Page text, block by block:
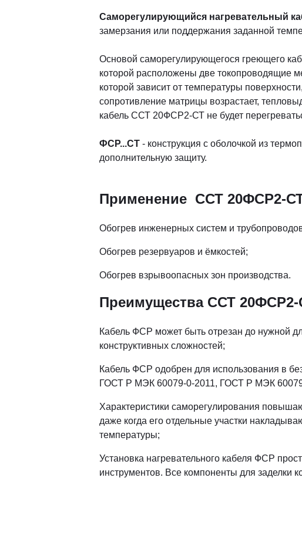
Саморегулирующийся нагревательный
замерзания или поддержания заданной
Основой саморегулирующегося греющего
которой расположены две токопроводящие
которой зависит от температуры
сопротивление матрицы возрастает,
кабель ССТ 20ФСР2-СТ не будет
ФСР...СТ - конструкция с оболочкой из
дополнительную защиту.
Применение ССТ 20ФСР2-
Обогрев инженерных систем и
Обогрев резервуаров и ёмкостей;
Обогрев взрывоопасных зон производства.
Преимущества ССТ 20ФСР2-
Кабель ФСР может быть отрезан до нужной
конструктивных сложностей;
Кабель ФСР одобрен для использования в
ГОСТ Р МЭК 60079-0-2011, ГОСТ Р МЭК
Характеристики саморегулирования
даже когда его отдельные участки
температуры;
Установка нагревательного кабеля ФСР
инструментов. Все компоненты для заделки